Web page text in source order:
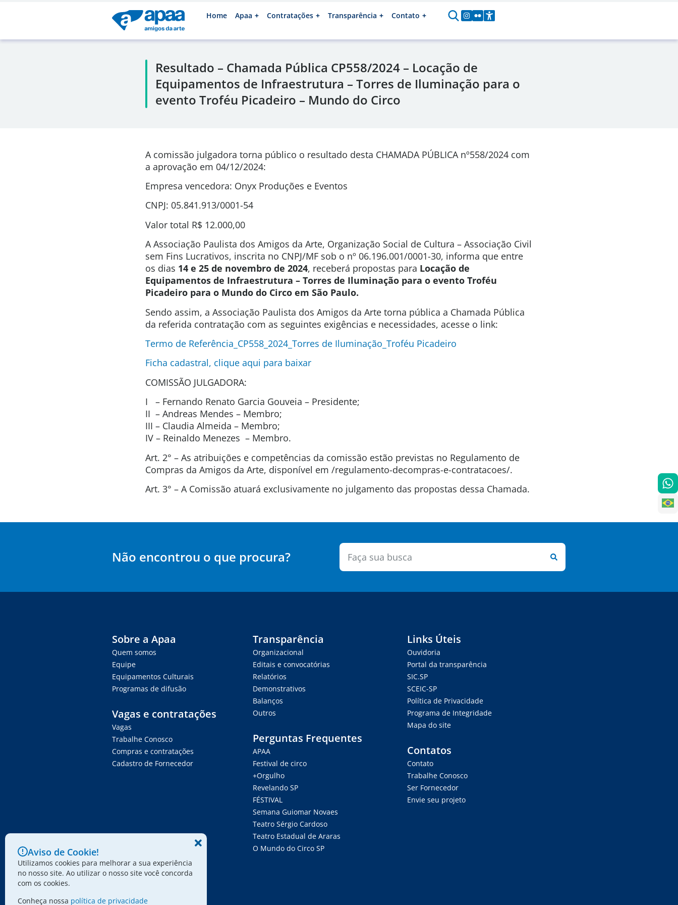
Home Apaa Contratações Transparência Contato
Resultado – Chamada Pública CP558/2024 – Locação de
Equipamentos de Infraestrutura – Torres de Iluminação para o
evento Troféu Picadeiro – Mundo do Circo
A comissão julgadora torna público o resultado desta CHAMADA PÚBLICA nº558/2024 com
a aprovação em 04/12/2024:
Empresa vencedora: Onyx Produções e Eventos
CNPJ: 05.841.913/0001-54
Valor total R$ 12.000,00
A Associação Paulista dos Amigos da Arte, Organização Social de Cultura – Associação Civil
sem Fins Lucrativos, inscrita no CNPJ/MF sob o nº 06.196.001/0001-30, informa que entre
os dias 14 e 25 de novembro de 2024, receberá propostas para Locação de
Equipamentos de Infraestrutura – Torres de Iluminação para o evento Troféu
Picadeiro para o Mundo do Circo em São Paulo.
Sendo assim, a Associação Paulista dos Amigos da Arte torna pública a Chamada Pública
da referida contratação com as seguintes exigências e necessidades, acesse o link:
Termo de Referência_CP558_2024_Torres de Iluminação_Troféu Picadeiro
Ficha cadastral, clique aqui para baixar
COMISSÃO JULGADORA:
I – Fernando Renato Garcia Gouveia – Presidente;
II – Andreas Mendes – Membro;
III – Claudia Almeida – Membro;
IV – Reinaldo Menezes – Membro.
Art. 2° – As atribuições e competências da comissão estão previstas no Regulamento de
Compras da Amigos da Arte, disponível em /regulamento-decompras-e-contratacoes/.
Art. 3° – A Comissão atuará exclusivamente no julgamento das propostas dessa Chamada.
Não encontrou o que procura?
Sobre a Apaa
Quem somos
Equipe
Equipamentos Culturais
Programas de difusão
Vagas e contratações
Vagas
Trabalhe Conosco
Compras e contratações
Cadastro de Fornecedor
Transparência
Organizacional
Editais e convocatórias
Relatórios
Demonstrativos
Balanços
Outros
Perguntas Frequentes
APAA
Festival de circo
+Orgulho
Revelando SP
FÉSTIVAL
Semana Guiomar Novaes
Teatro Sérgio Cardoso
Teatro Estadual de Araras
O Mundo do Circo SP
Links Úteis
Ouvidoria
Portal da transparência
SIC.SP
SCEIC-SP
Política de Privacidade
Programa de Integridade
Mapa do site
Contatos
Contato
Trabalhe Conosco
Ser Fornecedor
Envie seu projeto
Aviso de Cookie!
Utilizamos cookies para melhorar a sua experiência
no nosso site. Ao utilizar o nosso site você concorda
com os cookies.
Conheça nossa política de privacidade